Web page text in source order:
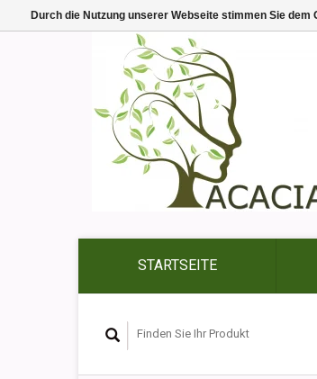
STARTSEITE
Durch die Nutzung unserer Webseite stimmen Sie